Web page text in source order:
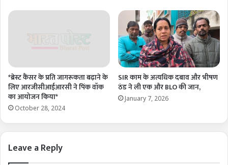
*ब्रेस्ट कैंसर के प्रति जागरूकता बढ़ाने के
लिए आरजीसीआईआरसी ने पिंक वॉक
का आयोजन किया*
October 28, 2024
SIR काम के अत्यधिक दबाव और भीषण
ठंड ने ली एक और BLO की जान,
January 7, 2026
Leave a Reply